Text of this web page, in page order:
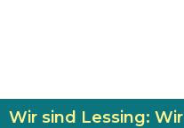
Wir sind Lessing: